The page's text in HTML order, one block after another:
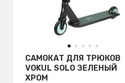
САМОКАТ ДЛЯ ТРЮКОВ
VOKUL SOLO ЗЕЛЕНЫЙ
ХРОМ